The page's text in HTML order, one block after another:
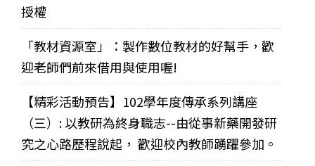
授權
「教材資源室」：製作數位教材的好幫手，歡
迎老師們前來借用與使用喔!
【精彩活動預告】102學年度傳承系列講座
（三）: 以教研為終身職志--由從事新藥開發研
究之心路歷程說起， 歡迎校內教師踴躍參加。